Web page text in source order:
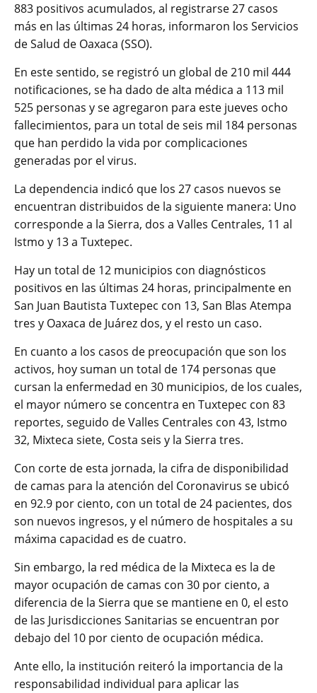
883 positivos acumulados, al registrarse 27 casos
más en las últimas 24 horas, informaron los Servicios
de Salud de Oaxaca (SSO).
En este sentido, se registró un global de 210 mil 444
notificaciones, se ha dado de alta médica a 113 mil
525 personas y se agregaron para este jueves ocho
fallecimientos, para un total de seis mil 184 personas
que han perdido la vida por complicaciones
generadas por el virus.
La dependencia indicó que los 27 casos nuevos se
encuentran distribuidos de la siguiente manera: Uno
corresponde a la Sierra, dos a Valles Centrales, 11 al
Istmo y 13 a Tuxtepec.
Hay un total de 12 municipios con diagnósticos
positivos en las últimas 24 horas, principalmente en
San Juan Bautista Tuxtepec con 13, San Blas Atempa
tres y Oaxaca de Juárez dos, y el resto un caso.
En cuanto a los casos de preocupación que son los
activos, hoy suman un total de 174 personas que
cursan la enfermedad en 30 municipios, de los cuales,
el mayor número se concentra en Tuxtepec con 83
reportes, seguido de Valles Centrales con 43, Istmo
32, Mixteca siete, Costa seis y la Sierra tres.
Con corte de esta jornada, la cifra de disponibilidad
de camas para la atención del Coronavirus se ubicó
en 92.9 por ciento, con un total de 24 pacientes, dos
son nuevos ingresos, y el número de hospitales a su
máxima capacidad es de cuatro.
Sin embargo, la red médica de la Mixteca es la de
mayor ocupación de camas con 30 por ciento, a
diferencia de la Sierra que se mantiene en 0, el esto
de las Jurisdicciones Sanitarias se encuentran por
debajo del 10 por ciento de ocupación médica.
Ante ello, la institución reiteró la importancia de la
responsabilidad individual para aplicar las